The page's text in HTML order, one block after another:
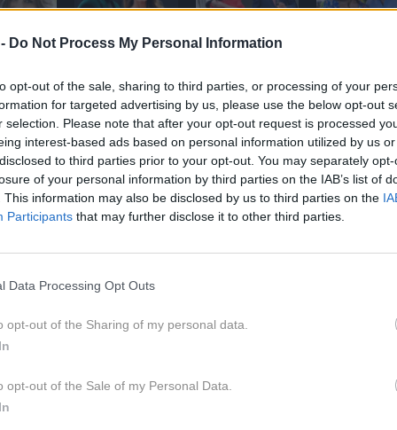
Do Not Process My Personal Information
opt-out of the sale, sharing to third parties, or processing of your
for targeted advertising by us, please use the below opt-out
selection. Please note that after your opt-out request is processed
interest-based ads based on personal information utilized by us
to third parties prior to your opt-out. You may separately
of your personal information by third parties on the IAB’s list of
This information may also be disclosed by us to third parties on the
Participants that may further disclose it to other third parties.
Data Processing Opt Outs
opt-out of the Sharing of my personal data.
opt-out of the Sale of my Personal Data.
življenjska veselja tista, ki v bistvu
znanja.
valižanska princesaKate Middleton , še vedno
dolžnosti. Sicer v omejenem obsegu, saj hoče biti v
z ljubeznijo.
svoja mala veselja. Sam je velik ljubitelj nogometa, kar
X. Tam je namreč izrazil svoje veselje zaradi posebnega
sprejel že kot šolar. Čestital je namreč Aston Villu za
klub, ki ga spremlja že leta, na tekmah pa ga pogosto